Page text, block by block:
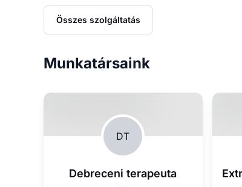
Összes szolgáltatás
Munkatársaink
DT
Debreceni terapeuta